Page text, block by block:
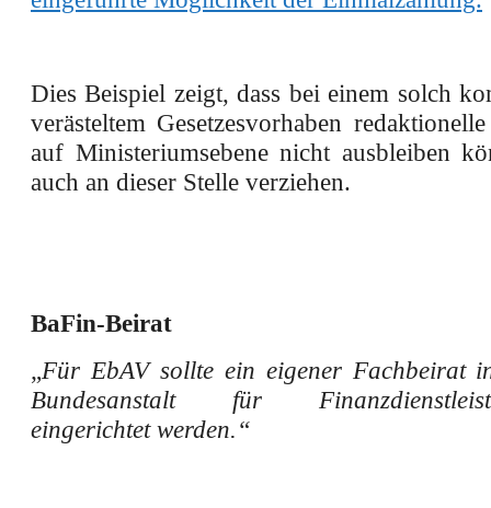
Dies Beispiel zeigt, dass bei einem solch
verästeltem Gesetzesvorhaben
auf Ministeriumsebene nicht ausbleiben
auch an dieser Stelle verziehen.
BaFin-Beirat
„Für EbAV sollte ein eigener Fachbeirat
Bundesanstalt für
eingerichtet werden.“